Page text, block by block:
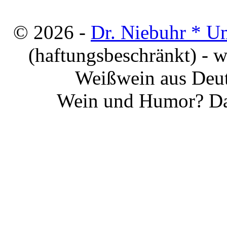
© 2026 - Dr. Niebuhr *
(haftungsbeschränkt) -
Weißwein aus
Wein und Humor?